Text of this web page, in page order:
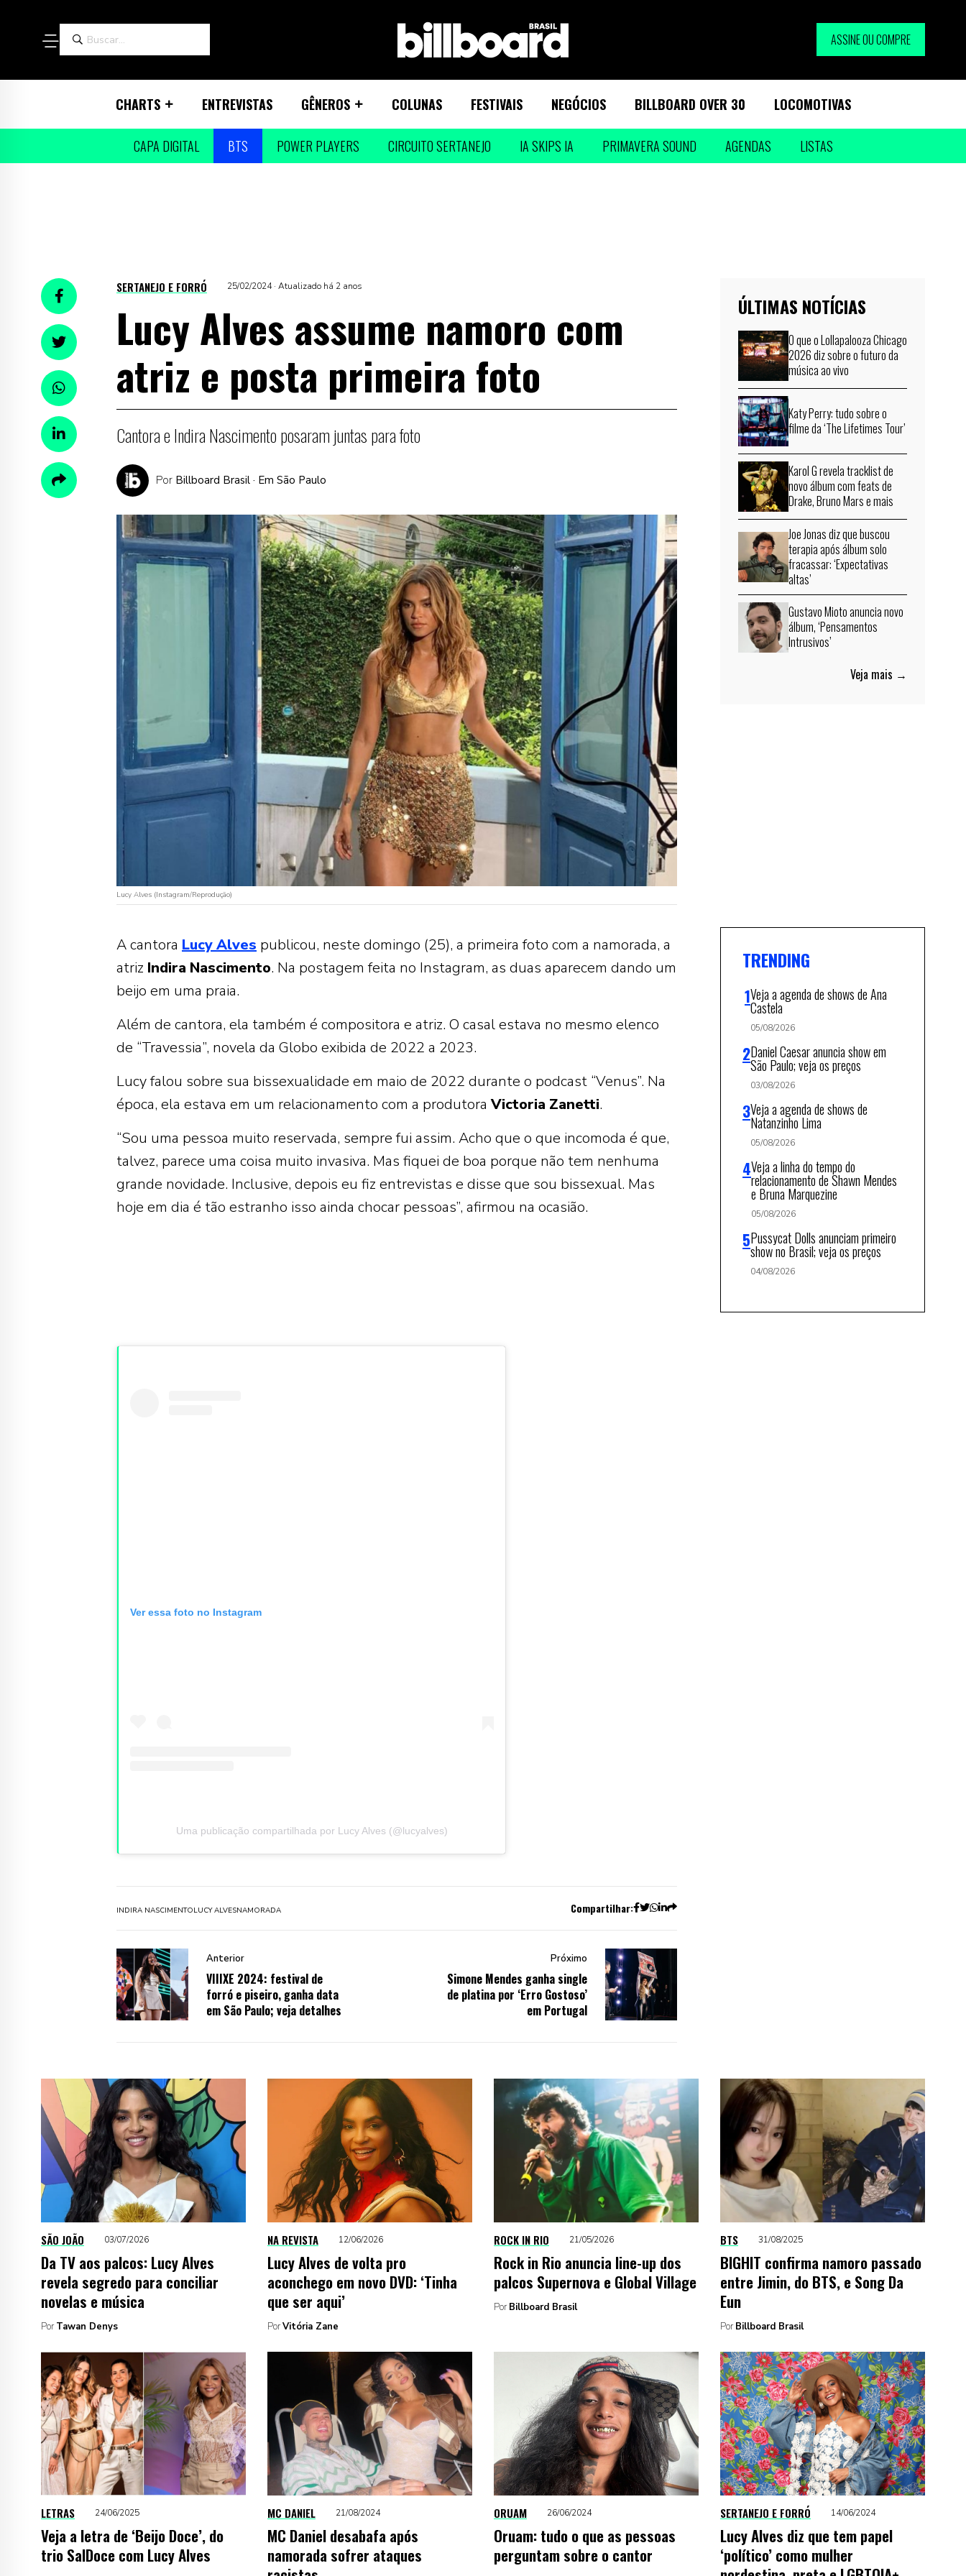
ASSINE OU COMPRE
CHARTS ENTREVISTAS GÊNEROS COLUNAS FESTIVAIS NEGÓCIOS BILLBOARD OVER 30 LOCOMOTIVAS
CAPA DIGITAL BTS POWER PLAYERS CIRCUITO SERTANEJO IA SKIPS IA PRIMAVERA SOUND AGENDAS LISTAS
SERTANEJO E FORRÓ 25/02/2024 · Atualizado há 2 anos
Lucy Alves assume namoro com
atriz e posta primeira foto
Cantora e Indira Nascimento posaram juntas para foto
Por Billboard Brasil · Em São Paulo
Lucy Alves (Instagram/Reprodução)
A cantora LucyAlves publicou, neste domingo (25), a primeira foto com a namorada, a
atriz Indira Nascimento. Na postagem feita no Instagram, as duas aparecem dando um
beijo em uma praia.
Além de cantora, ela também é compositora e atriz. O casal estava no mesmo elenco
de “Travessia”, novela da Globo exibida de 2022 a 2023.
Lucy falou sobre sua bissexualidade em maio de 2022 durante o podcast “Venus”. Na
época, ela estava em um relacionamento com a produtoraVictoria Zanetti.
“Sou uma pessoa muito reservada, sempre fui assim. Acho que o que incomoda é que,
talvez, parece uma coisa muito invasiva. Mas fiquei de boa porque não tem nenhuma
grande novidade. Inclusive, depois eu fiz entrevistas e disse que sou bissexual. Mas
hoje em dia é tão estranho isso ainda chocar pessoas”, afirmou na ocasião.
Ver essa foto no Instagram
Uma publicação compartilhada por Lucy Alves (@lucyalves)
INDIRA NASCIMENTOLUCY ALVESNAMORADA Compartilhar:
Anterior
VIIIXE 2024: festival de
forró e piseiro, ganha data
em São Paulo; veja detalhes
Próximo
Simone Mendes ganha single
de platina por ‘Erro Gostoso’
em Portugal
ÚLTIMAS NOTÍCIAS
O que o Lollapalooza Chicago
2026 diz sobre o futuro da
música ao vivo
Katy Perry: tudo sobre o
filme da ‘The Lifetimes Tour’
Karol G revela tracklist de
novo álbum com feats de
Drake, Bruno Mars e mais
Joe Jonas diz que buscou
terapia após álbum solo
fracassar: ‘Expectativas
altas’
Gustavo Mioto anuncia novo
álbum, ‘Pensamentos
Intrusivos’
Veja mais →
TRENDING
Veja a agenda de shows de Ana
Castela
05/08/2026
Daniel Caesar anuncia show em
São Paulo; veja os preços
03/08/2026
Veja a agenda de shows de
Natanzinho Lima
05/08/2026
Veja a linha do tempo do
relacionamento de Shawn Mendes
e Bruna Marquezine
05/08/2026
Pussycat Dolls anunciam primeiro
show no Brasil; veja os preços
04/08/2026
SÃO JOÃO 03/07/2026
Da TV aos palcos: Lucy Alves
revela segredo para conciliar
novelas e música
Por Tawan Denys
NA REVISTA 12/06/2026
Lucy Alves de volta pro
aconchego em novo DVD: ‘Tinha
que ser aqui’
PorVitória Zane
ROCK IN RIO 21/05/2026
Rock in Rio anuncia line-up dos
palcos Supernova e Global Village
Por Billboard Brasil
BTS 31/08/2025
BIGHIT confirma namoro passado
entre Jimin, do BTS, e Song Da
Eun
Por Billboard Brasil
LETRAS 24/06/2025
Veja a letra de ‘Beijo Doce’, do
trio SalDoce com Lucy Alves
MC DANIEL 21/08/2024
MC Daniel desabafa após
namorada sofrer ataques
ORUAM 26/06/2024
Oruam: tudo o que as pessoas
perguntam sobre o cantor
SERTANEJO E FORRÓ 14/06/2024
Lucy Alves diz que tem papel
‘político’ como mulher